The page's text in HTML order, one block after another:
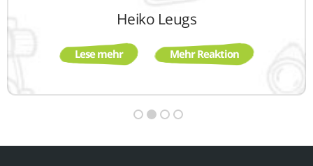
Heiko Leugs
Lese mehr Mehr Reaktion